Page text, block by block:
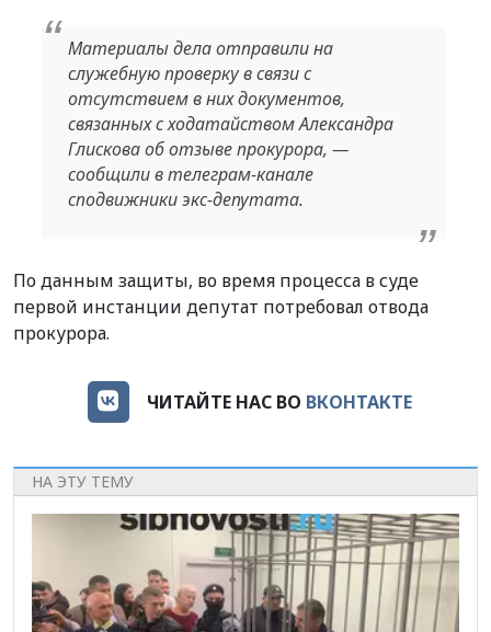
Материалы дела отправили на
служебную проверку в связи с
отсутствием в них документов,
связанных с ходатайством Александра
Глискова об отзыве прокурора, —
сообщили в телеграм-канале
сподвижники экс-депутата.
По данным защиты, во время процесса в суде
первой инстанции депутат потребовал отвода
прокурора.
ЧИТАЙТЕ НАС ВО ВКОНТАКТЕ
НА ЭТУ ТЕМУ